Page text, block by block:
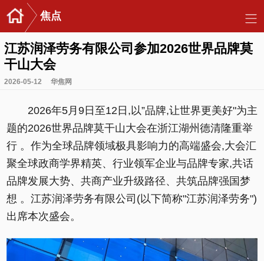
焦点
江苏润泽劳务有限公司参加2026世界品牌莫
干山大会
2026-05-12 华焦网
2026年5月9日至12日,以”品牌,让世界更美好"为主
题的2026世界品牌莫干山大会在浙江湖州德清隆重举
行 。作为全球品牌领域极具影响力的高端盛会,大会汇
聚全球政商学界精英、行业领军企业与品牌专家,共话
品牌发展大势、共商产业升级路径、共筑品牌强国梦
想 。江苏润泽劳务有限公司(以下简称"江苏润泽劳务")
出席本次盛会。